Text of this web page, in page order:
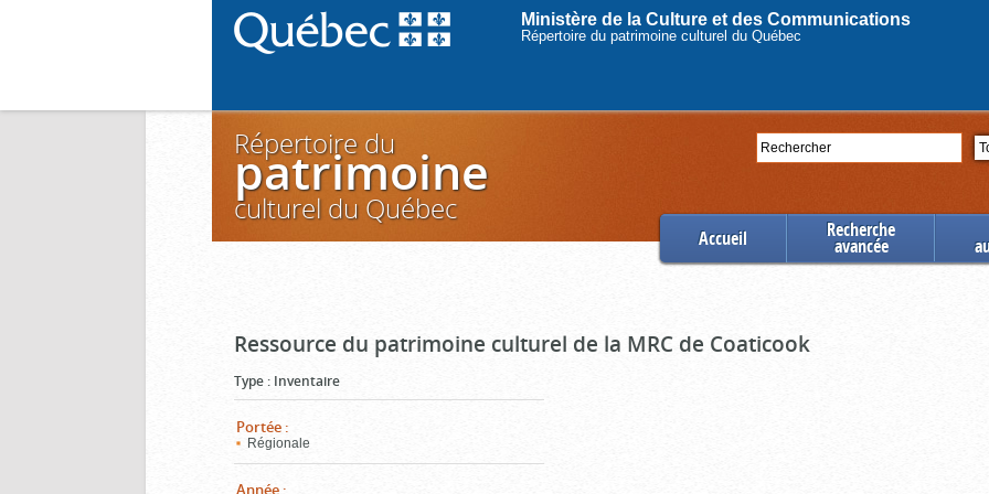
Ministère de la Culture et des Communications
Répertoire du patrimoine culturel du Québec
Rechercher
Répertoire du
patrimoine
culturel du Québec
Accueil Recherche
avancée
Ressource du patrimoine culturel de la MRC de Coaticook
Type : Inventaire
Portée :
Régionale